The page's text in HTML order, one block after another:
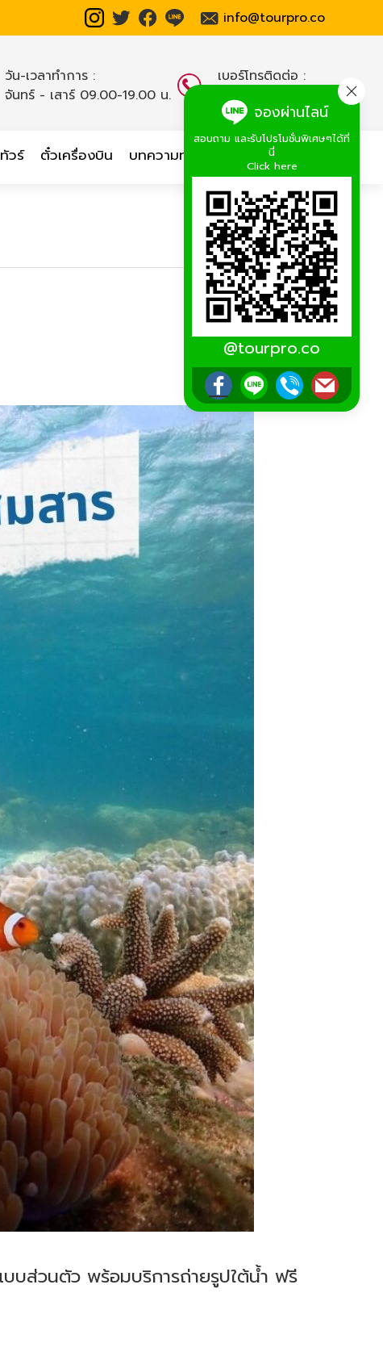
info@tourpro.co
วัน-เวลาทำการ :
จันทร์ - เสาร์ 09.00-19.00 น.
เบอร์โทรติดต่อ :
02-254-9334-8
วร์ ตั๋วเครื่องบิน บทความท่องเที่ยว เกี่ยวกับเรา
จองผ่านไลน์
สอบถาม และรับโปรโมชั่นพิเศษๆได้ที่
นี่
Click here
@tourpro.co
บบส่วนตัว พร้อมบริการถ่ายรูปใต้น้ำ ฟรี